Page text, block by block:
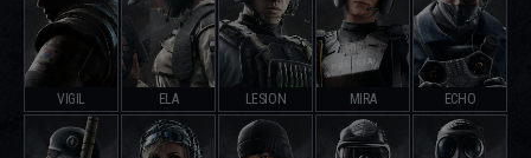
VIGIL ELA LESION MIRA ECHO